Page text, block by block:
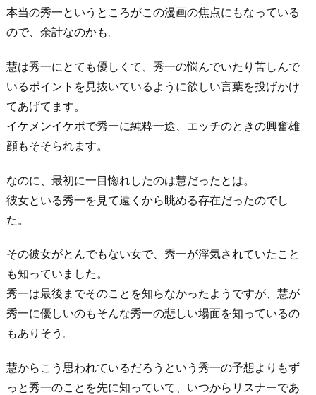
本当の秀一というところがこの漫画の焦点にもなっている
ので、余計なのかも。
慧は秀一にとても優しくて、秀一の悩んでいたり苦しんで
いるポイントを見抜いているように欲しい言葉を投げかけ
てあげてます。
イケメンイケボで秀一に純粋一途、エッチのときの興奮雄
顔もそそられます。
なのに、最初に一目惚れしたのは慧だったとは。
彼女といる秀一を見て遠くから眺める存在だったのでし
た。
その彼女がとんでもない女で、秀一が浮気されていたこと
も知っていました。
秀一は最後までそのことを知らなかったようですが、慧が
秀一に優しいのもそんな秀一の悲しい場面を知っているの
もありそう。
慧からこう思われているだろうという秀一の予想よりもず
っと秀一のことを先に知っていて、いつからリスナーであ